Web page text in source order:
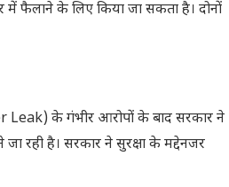
फैलाने के लिए किया जा सकता है। दोनों
Leak) के गंभीर आरोपों के बाद सरकार ने
रही है। सरकार ने सुरक्षा के मद्देनजर